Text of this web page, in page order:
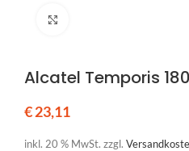
Alcatel Temporis
€23,11
inkl. 20 % MwSt. zzgl.